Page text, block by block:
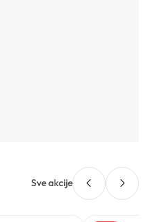
Sve akcije